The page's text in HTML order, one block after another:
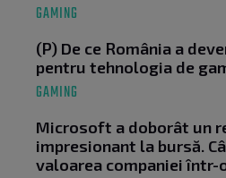
GAMING
(P) De ce România a
pentru tehnologia de
GAMING
Microsoft a doborât un
impresionant la bursă.
valoarea companiei într-